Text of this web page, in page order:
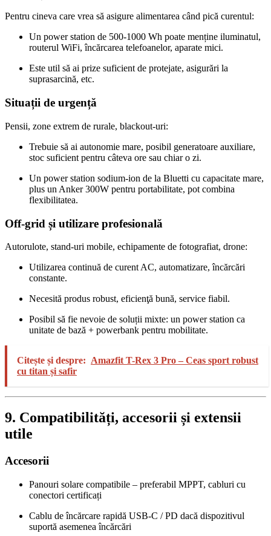
Pentru cineva care vrea să asigure alimentarea când pică curentul:
Un power station de 500‑1000 Wh poate menține iluminatul,
routerul WiFi, încărcarea telefoanelor, aparate mici.
Este util să ai prize suficient de protejate, asigurări la
suprasarcină, etc.
Situații de urgență
Pensii, zone extrem de rurale, blackout‑uri:
Trebuie să ai autonomie mare, posibil generatoare auxiliare,
stoc suficient pentru câteva ore sau chiar o zi.
Un power station sodium‑ion de la Bluetti cu capacitate mare,
plus un Anker 300W pentru portabilitate, pot combina
flexibilitatea.
Off‑grid și utilizare profesională
Autorulote, stand‑uri mobile, echipamente de fotografiat, drone:
Utilizarea continuă de curent AC, automatizare, încărcări
constante.
Necesită produs robust, eficienţă bună, service fiabil.
Posibil să fie nevoie de soluții mixte: un power station ca
unitate de bază + powerbank pentru mobilitate.
Citește și despre: Amazfit T-Rex 3 Pro – Ceas sport robust
cu titan și safir
9. Compatibilități, accesorii și extensii
utile
Accesorii
Panouri solare compatibile – preferabil MPPT, cabluri cu
conectori certificați
Cablu de încărcare rapidă USB‑C / PD dacă dispozitivul
suportă asemenea încărcări